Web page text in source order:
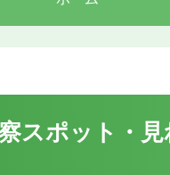
スポット・